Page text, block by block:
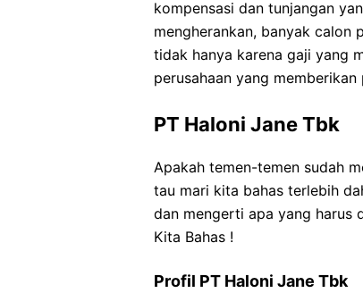
kompensasi dan tunjangan
mengherankan, banyak calon
tidak hanya karena gaji yang
perusahaan yang
PT Haloni Jane Tbk
Apakah temen-temen sudah
tau mari kita bahas terlebih
dan mengerti apa yang harus
Kita Bahas !
Profil PT Haloni Jane Tbk